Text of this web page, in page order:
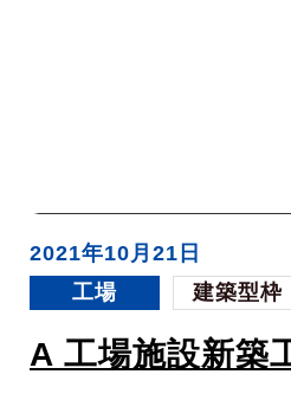
2021年10月21日
工場
建築型枠
A 工場施設新築